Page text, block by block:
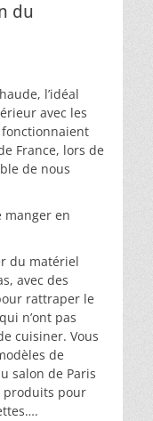
du
l’idéal
avec les
France, lors de
de nous
manger en
du matériel
avec des
rattraper le
n’ont pas
cuisiner. Vous
de
salon de Paris
produits pour